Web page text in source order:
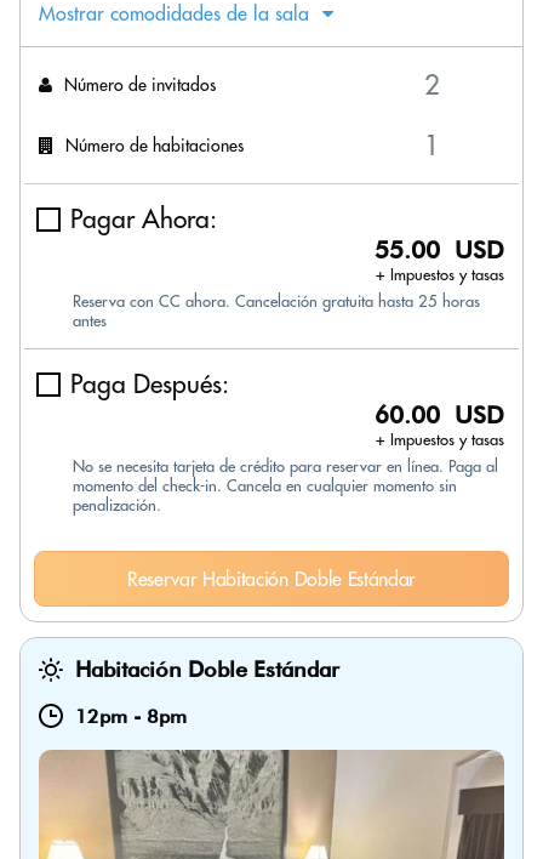
Mostrar comodidades de la sala
Número de invitados
Número de habitaciones
Pagar Ahora:
55.00 USD
+ Impuestos y tasas
Reserva con CC ahora. Cancelación gratuita hasta 25 horas
antes
Paga Después:
60.00 USD
+ Impuestos y tasas
No se necesita tarjeta de crédito para reservar en línea. Paga al
momento del check-in. Cancela en cualquier momento sin
penalización.
Reservar Habitación Doble Estándar
Habitación Doble Estándar
12pm - 8pm